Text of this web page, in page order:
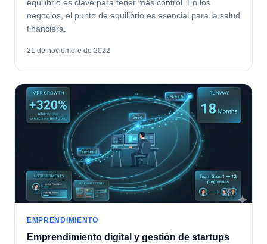
equilibrio es clave para tener más control. En los
negocios, el punto de equilibrio es esencial para la salud
financiera.
21 de noviembre de 2022
EMPRENDIMIENTO
Emprendimiento digital y gestión de startups